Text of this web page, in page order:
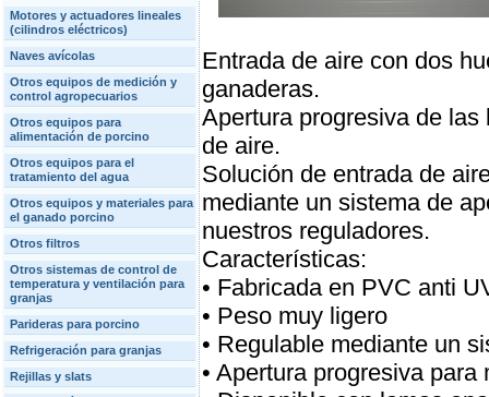
Motores y actuadores lineales
(cilindros eléctricos)
Naves avícolas
Otros equipos de medición y
control agropecuarios
Otros equipos para
alimentación de porcino
Otros equipos para el
tratamiento del agua
Otros equipos y materiales para
el ganado porcino
Otros filtros
Otros sistemas de control de
temperatura y ventilación para
granjas
Parideras para porcino
Refrigeración para granjas
Rejillas y slats
Entrada de aire con dos
ganaderas.
Apertura progresiva de
de aire.
Solución de entrada de
mediante un sistema de
nuestros reguladores.
Características:
• Fabricada en PVC anti
• Peso muy ligero
• Regulable mediante un
• Apertura progresiva